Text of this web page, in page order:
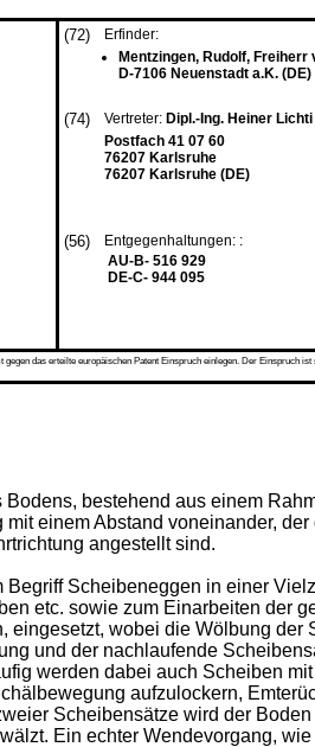
(72)
Erfinder:
Mentzingen, Rudolf, Freiherr
D-7106 Neuenstadt a.K. (DE)
(74) Vertreter: Dipl.-Ing. Heiner
Postfach 41 07 60
76207 Karlsruhe
76207 Karlsruhe (DE)
(56)
Entgegenhaltungen: :
AU-B- 516 929
DE-C- 944 095
das erteilte europäischen Patent Einspruch einlegen. Der
bestehend aus einem
einem Abstand voneinander,
angestellt sind.
Scheibeneggen in einer
etc. sowie zum Einarbeiten der
wobei die Wölbung
und der nachlaufende
werden dabei auch Scheiben
aufzulockern,
Scheibensätze wird der
Ein echter Wendevorgang,